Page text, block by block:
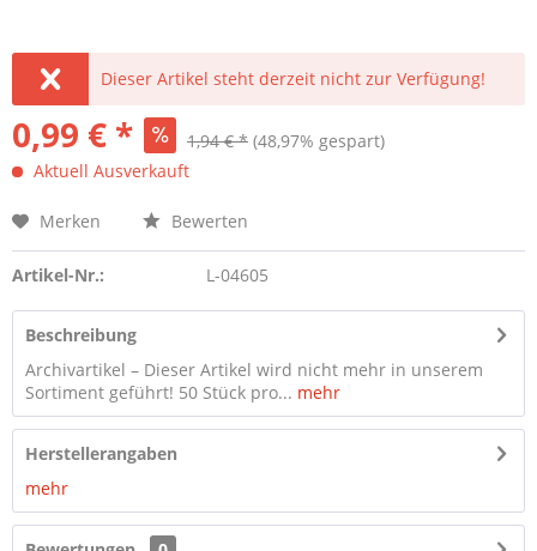
Dieser Artikel steht derzeit nicht zur Verfügung!
0,99 € * 1,94 € * (48,97% gespart)
Aktuell Ausverkauft
Merken Bewerten
Artikel-Nr.: L-04605
Beschreibung
Archivartikel – Dieser Artikel wird nicht mehr in unserem
Sortiment geführt! 50 Stück pro... mehr
Herstellerangaben
mehr